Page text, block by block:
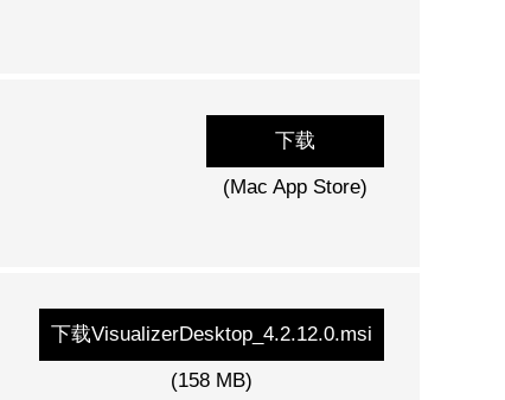
下载
(Mac App Store)
下载VisualizerDesktop_4.2.12.0.msi
(158 MB)